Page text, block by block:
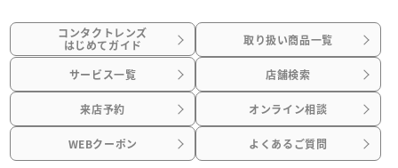
コンタクトレンズ
はじめてガイド 取り扱い商品一覧
サービス一覧 店舗検索
来店予約 オンライン相談
WEBクーポン よくあるご質問